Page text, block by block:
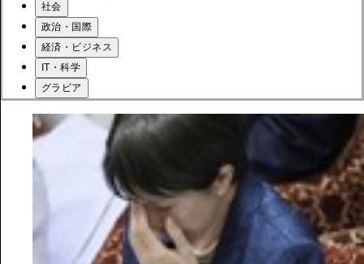
社会
政治・国際
経済・ビジネス
IT・科学
グラビア